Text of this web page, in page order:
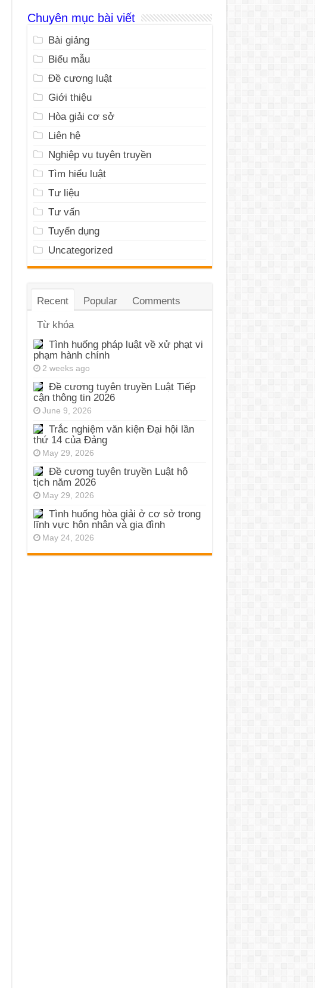
Chuyên mục bài viết
Bài giảng
Biểu mẫu
Đề cương luật
Giới thiệu
Hòa giải cơ sở
Liên hệ
Nghiệp vụ tuyên truyền
Tìm hiểu luật
Tư liệu
Tư vấn
Tuyển dụng
Uncategorized
Recent Popular Comments
Từ khóa
Tình huống pháp luật về xử phạt vi
phạm hành chính
2 weeks ago
Đề cương tuyên truyền Luật Tiếp
cận thông tin 2026
June 9, 2026
Trắc nghiệm văn kiện Đại hội lần
thứ 14 của Đảng
May 29, 2026
Đề cương tuyên truyền Luật hộ
tịch năm 2026
May 29, 2026
Tình huống hòa giải ở cơ sở trong
lĩnh vực hôn nhân và gia đình
May 24, 2026